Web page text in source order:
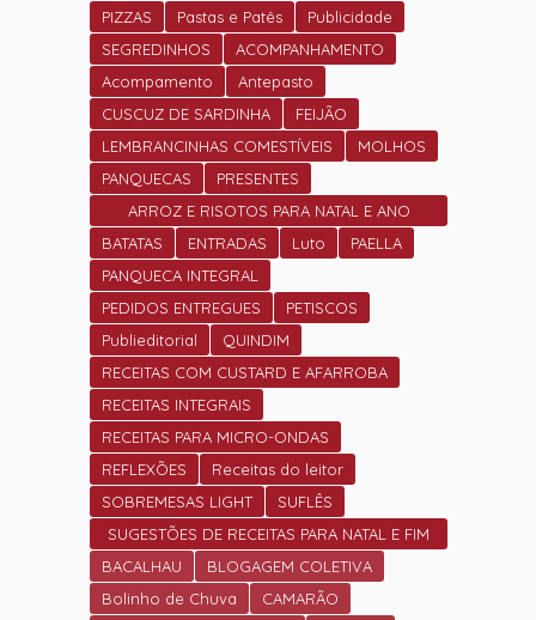
PIZZAS
Pastas e Patês
Publicidade
SEGREDINHOS
ACOMPANHAMENTO
Acompamento
Antepasto
CUSCUZ DE SARDINHA
FEIJÃO
LEMBRANCINHAS COMESTÍVEIS
MOLHOS
PANQUECAS
PRESENTES
ARROZ E RISOTOS PARA NATAL E ANO
NOVO
BATATAS ENTRADAS Luto
PAELLA
PANQUECA INTEGRAL
PEDIDOS ENTREGUES
PETISCOS
Publieditorial
QUINDIM
RECEITAS COM CUSTARD E AFARROBA
RECEITAS INTEGRAIS
RECEITAS PARA MICRO-ONDAS
REFLEXÕES
Receitas do leitor
SOBREMESAS LIGHT
SUFLÊS
SUGESTÕES DE RECEITAS PARA NATAL E FIM
DE ANO.
BACALHAU
BLOGAGEM COLETIVA
Bolinho de Chuva
CAMARÃO